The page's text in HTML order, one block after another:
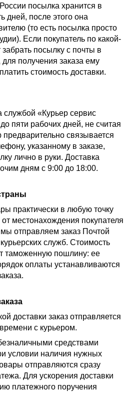
посылка хранится в
дней, после этого она
(то есть посылка просто
Если покупатель по какой-
посылку с почты в
получения заказа ему
стоимость доставки.
службой «Курьер сервис
пяти рабочих дней, не считая
предварительно связывается
указанному в заказе,
лично в руки. Доставка
дням с 9:00 до 18:00.
практически в любую точку
местонахождения покупателя
отправляем заказ Почтой
служб. Стоимость
таможенную пошлину: ее
оплаты устанавливаются
доставки заказ отправляется
с курьером.
средствами
условии наличия нужных
отправляются сразу
Для ускорения доставки
платежного поручения